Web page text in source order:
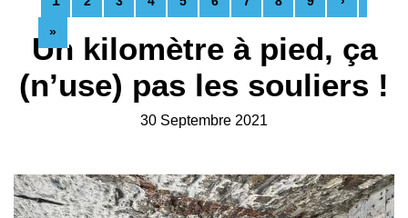
Un kilomètre à pied, ça
(n’use) pas les souliers !
30 Septembre 2021
»